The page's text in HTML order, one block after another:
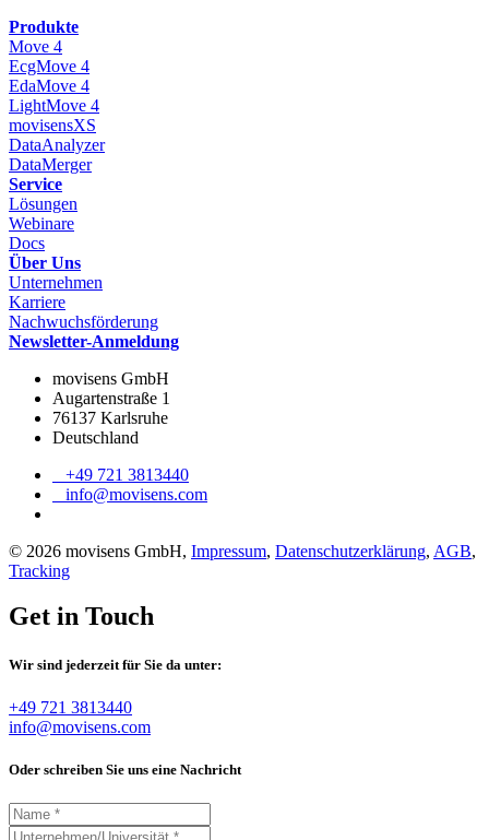
Produkte
Move 4
EcgMove 4
EdaMove 4
LightMove 4
movisensXS
DataAnalyzer
DataMerger
Service
Lösungen
Webinare
Docs
Über Uns
Unternehmen
Karriere
Nachwuchsförderung
Newsletter-Anmeldung
movisens GmbH
Augartenstraße 1
76137 Karlsruhe
Deutschland
+49 721 3813440
info@movisens.com
© 2026 movisens GmbH, Impressum, Datenschutzerklärung, AGB,
Tracking
Get in Touch
Wir sind jederzeit für Sie da unter:
+49 721 3813440
info@movisens.com
Oder schreiben Sie uns eine Nachricht